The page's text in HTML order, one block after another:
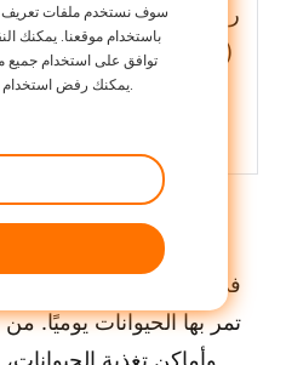
راجع عملية تحديد الهوية
بموجات الراديو (RFID)
الخاصة بك وقم
تمر بها الحيوانات يوميًا. من
سوف نستخدم ملفات تعريف
باستخدام موقعنا. يمكنك
توافق على استخدام جميع